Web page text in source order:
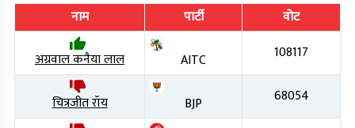
नाम पार्टी
वोट
अग्रवाल कनैया लाल
AITC 108117
चित्रजीत रॉय BJP 68054